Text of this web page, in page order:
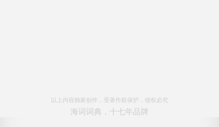
以上内容独家创作，受著作权保护，侵权必究
海词词典，十七年品牌